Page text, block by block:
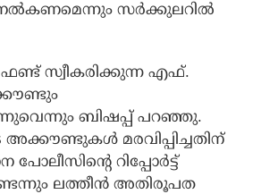
സര്‍ക്കുലറില്‍
ഫണ്ട് സ്വീകരിക്കുന്ന എഫ്.
ബിഷപ്പ് പറഞ്ഞു.
മരവിപ്പിച്ചതിന്
പോലീസിന്റെ റിപ്പോര്‍ട്ട്
ലത്തീന്‍ അതിരൂപത